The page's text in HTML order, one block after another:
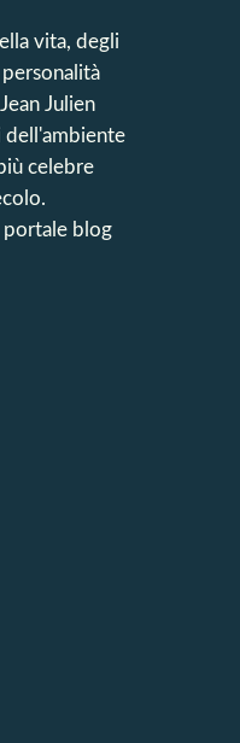
vita, degli
Julien
dell'ambiente
celebre
portale blog